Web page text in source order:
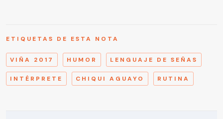
ETIQUETAS DE ESTA NOTA
VIÑA 2017 HUMOR LENGUAJE DE SEÑAS
INTÉRPRETE CHIQUI AGUAYO RUTINA